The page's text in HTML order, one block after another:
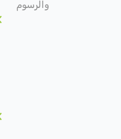
والرسوم